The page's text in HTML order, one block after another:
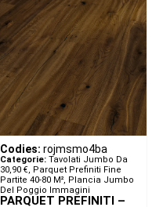
Codies: rojmsmo4ba
Categorie: Tavolati Jumbo Da
30,90 €, Parquet Prefiniti Fine
Partite 40-80 M², Plancia Jumbo
Del Poggio Immagini
PARQUET PREFINITI –